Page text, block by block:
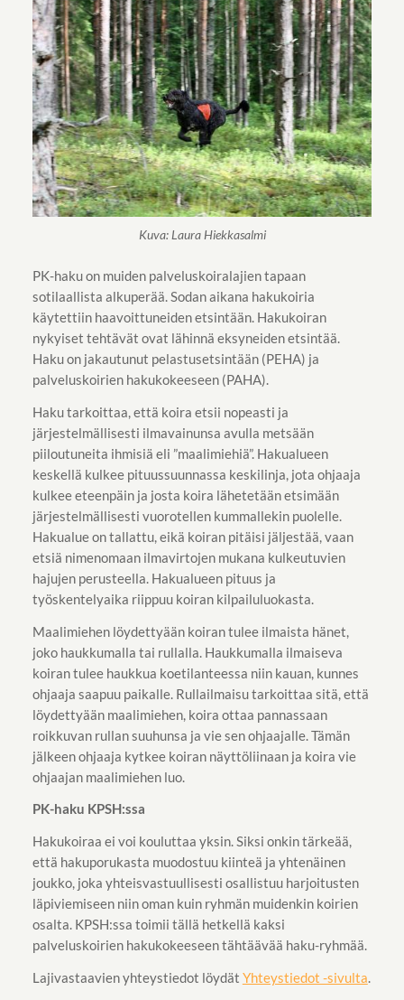
Kuva: Laura Hiekkasalmi
PK-haku on muiden palveluskoiralajien tapaan
sotilaallista alkuperää. Sodan aikana hakukoiria
käytettiin haavoittuneiden etsintään. Hakukoiran
nykyiset tehtävät ovat lähinnä eksyneiden etsintää.
Haku on jakautunut pelastusetsintään (PEHA) ja
palveluskoirien hakukokeeseen (PAHA).
Haku tarkoittaa, että koira etsii nopeasti ja
järjestelmällisesti ilmavainunsa avulla metsään
piiloutuneita ihmisiä eli ”maalimiehiä”. Hakualueen
keskellä kulkee pituussuunnassa keskilinja, jota ohjaaja
kulkee eteenpäin ja josta koira lähetetään etsimään
järjestelmällisesti vuorotellen kummallekin puolelle.
Hakualue on tallattu, eikä koiran pitäisi jäljestää, vaan
etsiä nimenomaan ilmavirtojen mukana kulkeutuvien
hajujen perusteella. Hakualueen pituus ja
työskentelyaika riippuu koiran kilpailuluokasta.
Maalimiehen löydettyään koiran tulee ilmaista hänet,
joko haukkumalla tai rullalla. Haukkumalla ilmaiseva
koiran tulee haukkua koetilanteessa niin kauan, kunnes
ohjaaja saapuu paikalle. Rullailmaisu tarkoittaa sitä, että
löydettyään maalimiehen, koira ottaa pannassaan
roikkuvan rullan suuhunsa ja vie sen ohjaajalle. Tämän
jälkeen ohjaaja kytkee koiran näyttöliinaan ja koira vie
ohjaajan maalimiehen luo.
PK-haku KPSH:ssa
Hakukoiraa ei voi kouluttaa yksin. Siksi onkin tärkeää,
että hakuporukasta muodostuu kiinteä ja yhtenäinen
joukko, joka yhteisvastuullisesti osallistuu harjoitusten
läpiviemiseen niin oman kuin ryhmän muidenkin koirien
osalta. KPSH:ssa toimii tällä hetkellä kaksi
palveluskoirien hakukokeeseen tähtäävää haku-ryhmää.
Lajivastaavien yhteystiedot löydät Yhteystiedot -sivulta.